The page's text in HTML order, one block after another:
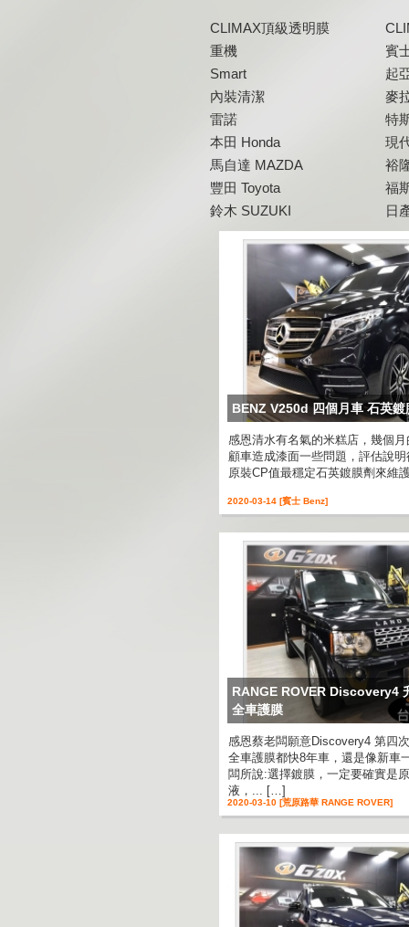
CLIMAX頂級透明膜
重機
賓
Smart
起
內裝清潔
麥
雷諾
特
本田 Honda
現
馬自達 MAZDA
裕
豐田 Toyota
福
鈴木 SUZUKI
日
BENZ V250d 四個月車 石英鍍
感恩清水有名氣的米糕店，幾個
顧車造成漆面一些問題，評估說
原裝CP值最穩定石英鍍膜劑來維
2020-03-14 [賓士 Benz]
RANGE ROVER Discovery4
全車護膜
感恩蔡老闆願意Discovery4 第四
全車護膜都快8年車，還是像新車
闆所說:選擇鍍膜，一定要確實是
液，... […]
2020-03-10 [荒原路華 RANGE ROVER]